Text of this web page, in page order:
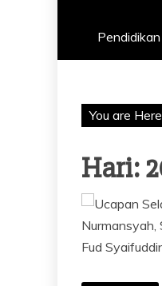
Pendidikan
You are Here
Hari: